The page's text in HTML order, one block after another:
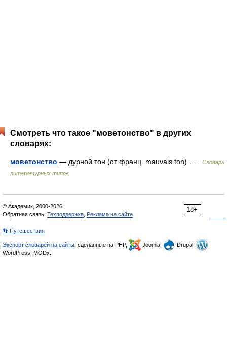
Смотреть что такое "моветонство" в других
словарях:
моветонство — дурной тон (от франц. mauvais ton) …
Словарь
литературных типов
18+
© Академик, 2000-2026
Обратная связь: Техподдержка Реклама на сайте
👣 Путешествия
Экспорт словарей на сайты , сделанные на PHP, Joomla,
Drupal,
WordPress, MODx.